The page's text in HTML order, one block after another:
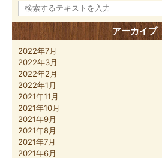
アーカイブ
2022年7月
2022年3月
2022年2月
2022年1月
2021年11月
2021年10月
2021年9月
2021年8月
2021年7月
2021年6月